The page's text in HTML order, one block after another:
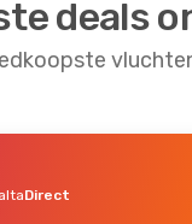
deals
Direct